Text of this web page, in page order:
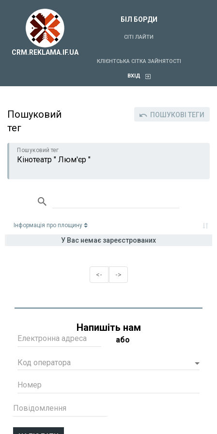
CRM.REKLAMA.IF.UA
БІЛ БОРДИ
СІТІ ЛАЙТИ
КЛІЄНТСЬКА СІТКА ЗАЙНЯТОСТІ
ВХІД
Пошуковий
тег
ПОШУКОВІ ТЕГИ
Пошуковий тег
Кінотеатр " Люм'єр "
Інформація про площину
У Вас немає зареєстрованих
<- ->
Напишіть нам
Електронна адреса або
Код оператора
Номер
Повідомлення